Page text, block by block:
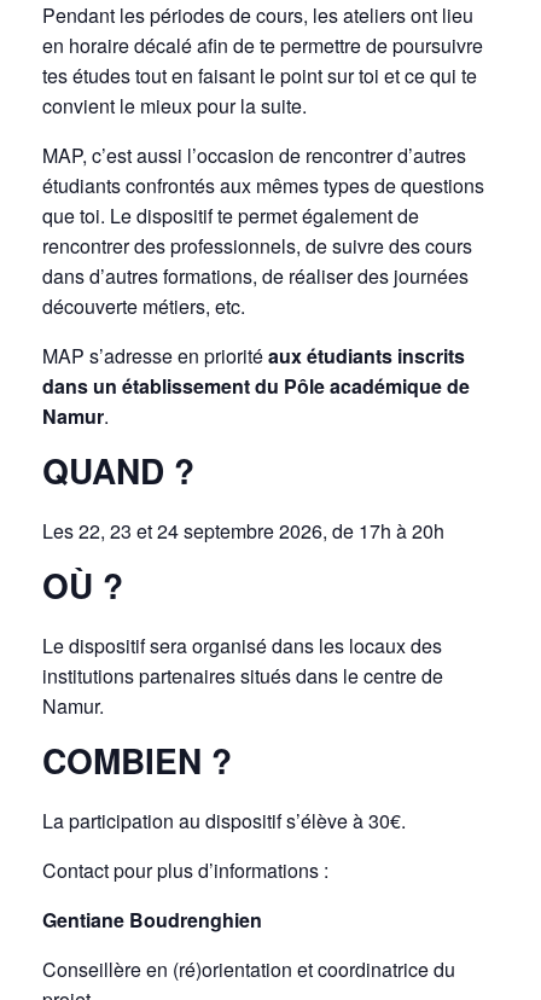
Pendant les périodes de cours, les ateliers ont lieu
en horaire décalé afin de te permettre de poursuivre
tes études tout en faisant le point sur toi et ce qui te
convient le mieux pour la suite.
MAP, c’est aussi l’occasion de rencontrer d’autres
étudiants confrontés aux mêmes types de questions
que toi. Le dispositif te permet également de
rencontrer des professionnels, de suivre des cours
dans d’autres formations, de réaliser des journées
découverte métiers, etc.
MAP s’adresse en prioritéaux étudiants inscrits
dans un établissement du Pôle académique de
Namur.
QUAND ?
Les 22, 23 et 24 septembre 2026, de 17h à 20h
OÙ ?
Le dispositif sera organisé dans les locaux des
institutions partenairessitués dans le centre de
Namur.
COMBIEN ?
La participation au dispositif s’élève à 30€.
Contact pour plus d’informations :
Gentiane Boudrenghien
Conseillère en (ré)orientation et coordinatrice du